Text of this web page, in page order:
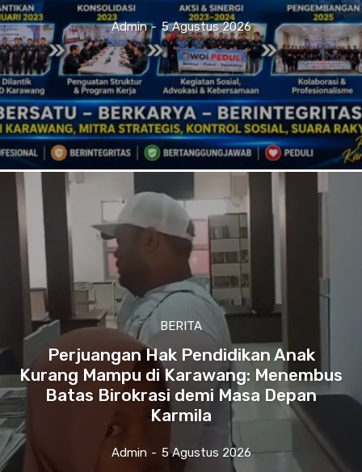
Admin - 5 Agustus 2026
BERITA
Perjuangan Hak Pendidikan Anak
Kurang Mampu di Karawang: Menembus
Batas Birokrasi demi Masa Depan
Karmila
Admin - 5 Agustus 2026